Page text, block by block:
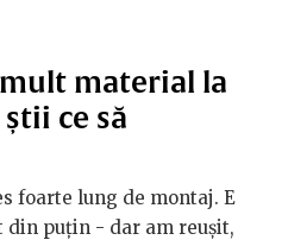
material la
ce să
foarte lung de montaj. E
din puțin - dar am reușit,